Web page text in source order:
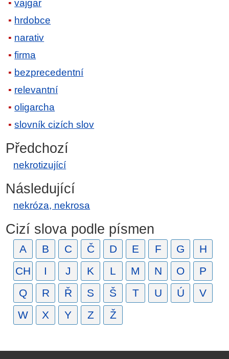
vajgar
hrdobce
narativ
firma
bezprecedentní
relevantní
oligarcha
slovník cizích slov
Předchozí
nekrotizující
Následující
nekróza, nekrosa
Cizí slova podle písmen
A B C Č D E F G
H
CH
I J K L M N O
P
Q
R Ř S Š T U Ú
V
W
X Y Z Ž